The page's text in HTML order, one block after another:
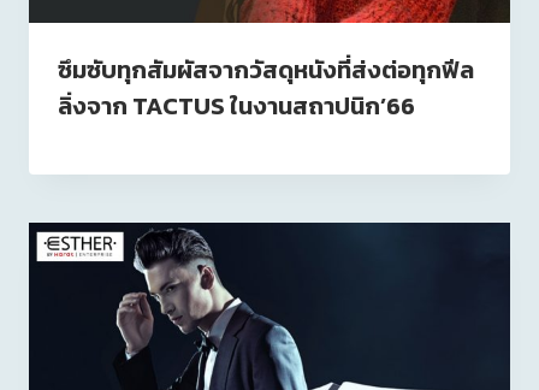
ซึมซับทุกสัมผัสจากวัสดุหนังที่ส่งต่อทุกฟีล
ลิ่งจาก TACTUS ในงานสถาปนิก’66